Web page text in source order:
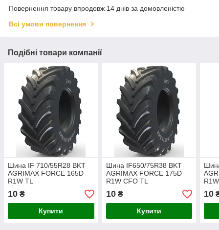
Повернення товару впродовж 14 днів за домовленістю
Всі умови повернення
Подібні товари компанії
Шина IF 710/55R28 BKT
AGRIMAX FORCE 165D
R1W TL
10 ₴
Купити
Шина IF650/75R38 BKT
AGRIMAX FORCE 175D
R1W CFO TL
10₴
Купити
10